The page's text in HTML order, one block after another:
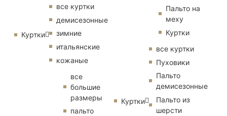
Куртки
все куртки
демисезонные
зимние
итальянские
кожаные
все
большие
размеры
пальто
Пальто на
меху
Куртки
Куртки
все куртки
Пуховики
Пальто
демисезонные
Пальто из
шерсти